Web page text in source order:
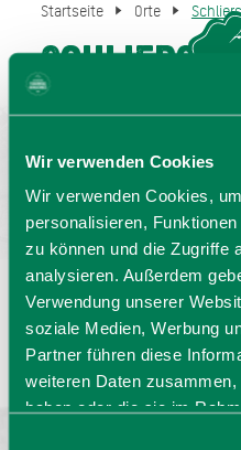
Wir verwenden Cookies
Wir verwenden Cookies,
personalisieren,
zu können und die Zugriffe
analysieren. Außerdem
Verwendung unserer
soziale Medien, Werbung
Partner führen diese
weiteren Daten
haben oder die sie im
Startseite Orte
Schliersee
Sprache
Barrierefrei reisen
Kontakt